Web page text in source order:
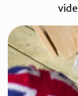
Møre og
Nordland